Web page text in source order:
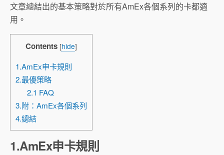
文章總結出的基本策略對於所有AmEx各個系列的卡都適
用。
Contents [hide]
1.AmEx申卡規則
2.最優策略
2.1 FAQ
3.附：AmEx各個系列
4.總結
1.AmEx申卡規則